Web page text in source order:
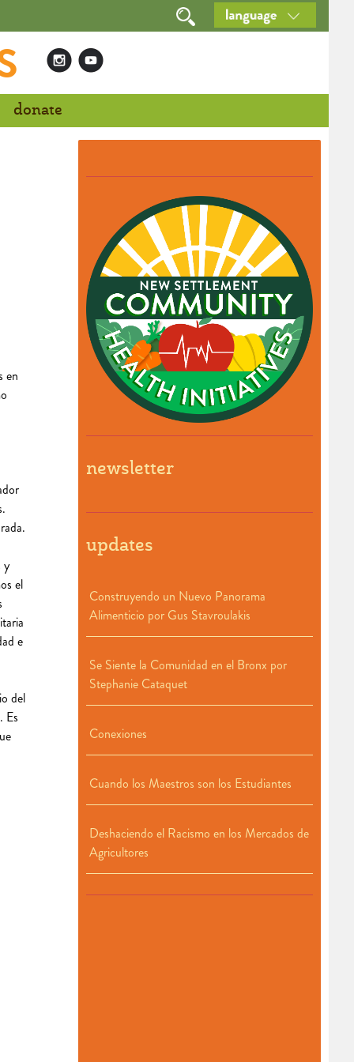
donate
en
y
el
e
del
Es
newsletter
updates
Construyendo un Nuevo Panorama
Alimenticio por Gus Stavroulakis
Se Siente la Comunidad en el Bronx por
Stephanie Cataquet
Conexiones
Cuando los Maestros son los Estudiantes
Deshaciendo el Racismo en los Mercados de
Agricultores